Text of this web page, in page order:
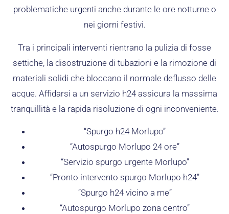
problematiche urgenti anche durante le ore notturne o
nei giorni festivi.
Tra i principali interventi rientrano la pulizia di fosse
settiche, la disostruzione di tubazioni e la rimozione di
materiali solidi che bloccano il normale deflusso delle
acque. Affidarsi a un servizio h24 assicura la massima
tranquillità e la rapida risoluzione di ogni inconveniente.
“Spurgo h24 Morlupo”
“Autospurgo Morlupo 24 ore”
“Servizio spurgo urgente Morlupo”
“Pronto intervento spurgo Morlupo h24”
“Spurgo h24 vicino a me”
“Autospurgo Morlupo zona centro”